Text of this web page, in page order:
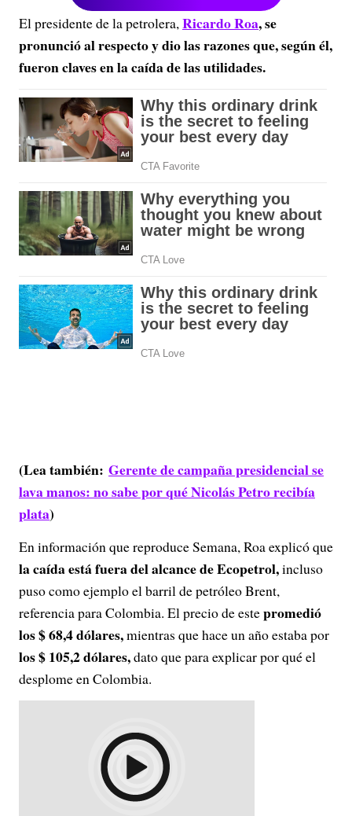
El presidente de la petrolera,Ricardo Roa, se
pronunció al respecto y dio las razones que, según él,
fueron claves en la caída de las utilidades.
(Lea también: Gerente de campaña presidencial se
lava manos: no sabe por qué Nicolás Petro recibía
plata)
En información que reproduce Semana, Roa explicó que
la caída está fuera del alcance de Ecopetrol,incluso
puso como ejemplo el barril de petróleo Brent,
referencia para Colombia. El precio de estepromedió
los $ 68,4 dólares,mientras que hace un año estaba por
los $ 105,2 dólares,dato que para explicar por qué el
desplome en Colombia.